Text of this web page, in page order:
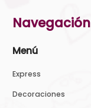
Navegación
Menú
Express
Decoraciones